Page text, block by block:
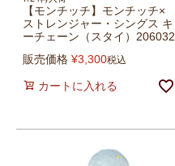
【モンチッチ】モンチッチ×
ストレンジャー・シングス キ
ーチェーン（スタイ）206032
販売価格 ¥3,300税込
カートに入れる